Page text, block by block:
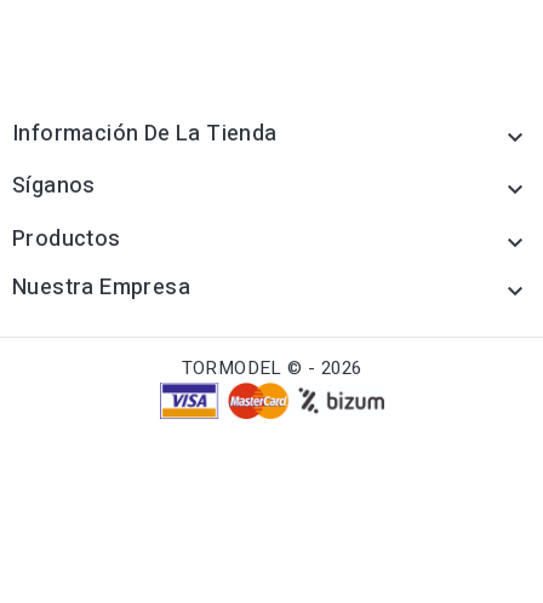
Información De La Tienda 
Síganos 
Productos 
Nuestra Empresa 
TORMODEL © - 2026